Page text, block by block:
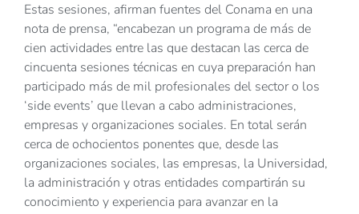
Estas sesiones, afirman fuentes del Conama en una
nota de prensa, “encabezan un programa de más de
cien actividades entre las que destacan las cerca de
cincuenta sesiones técnicas en cuya preparación han
participado más de mil profesionales del sector o los
‘side events’ que llevan a cabo administraciones,
empresas y organizaciones sociales. En total serán
cerca de ochocientos ponentes que, desde las
organizaciones sociales, las empresas, la Universidad,
la administración y otras entidades compartirán su
conocimiento y experiencia para avanzar en la